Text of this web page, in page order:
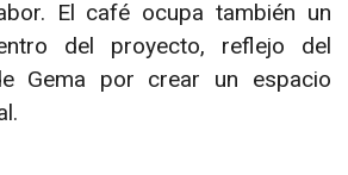
El café ocupa también un
del proyecto, reflejo del
Gema por crear un espacio